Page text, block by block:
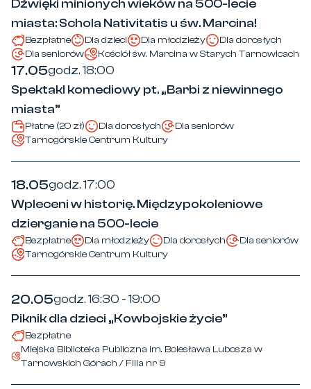
Dźwięki minionych wieków na 500-lecie
miasta: Schola Nativitatis u św. Marcina!
Bezpłatne Dla dzieci Dla młodzieży
Dla dorosłych
Dla seniorów
Kościół św. Marcina w Starych Tarnowicach
17.05godz. 18:00
Spektakl komediowy pt. „Barbi z niewinnego
miasta”
Płatne (20 zł) Dla dorosłych
Dla seniorów
Tarnogórskie Centrum Kultury
18.05godz. 17:00
Wpleceni w historię. Międzypokoleniowe
dzierganie na 500-lecie
Bezpłatne Dla młodzieży Dla dorosłych
Dla seniorów
Tarnogórskie Centrum Kultury
20.05godz. 16:30 - 19:00
Piknik dla dzieci „Kowbojskie życie”
Bezpłatne
Miejska Biblioteka Publiczna im. Bolesława Lubosza w
Tarnowskich Górach / Filia nr 9